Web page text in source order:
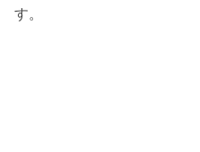
す。